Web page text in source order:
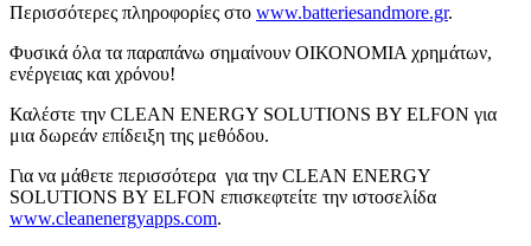
Περισσότερες πληροφορίες στο www.batteriesandmore.gr.
Φυσικά όλα τα παραπάνω σημαίνουν ΟΙΚΟΝΟΜΙΑ χρημάτων,
ενέργειας και χρόνου!
Καλέστε την CLEAN ENERGY SOLUTIONS BY ELFON για
μια δωρεάν επίδειξη της μεθόδου.
Για να μάθετε περισσότερα για την CLEAN ENERGY
SOLUTIONS BY ELFON επισκεφτείτε την ιστοσελίδα
www.cleanenergyapps.com.